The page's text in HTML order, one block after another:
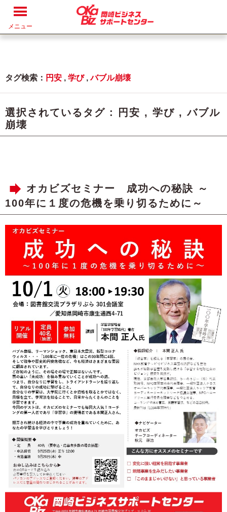
メニュー
タグ検索： 円安 , 学び,バブル崩壊
選択されているタグ : 円安 , 学び ,バブル
崩壊
オカビズセミナー 成功への秘訣 ～
100年に１度の危機を乗り切るために～